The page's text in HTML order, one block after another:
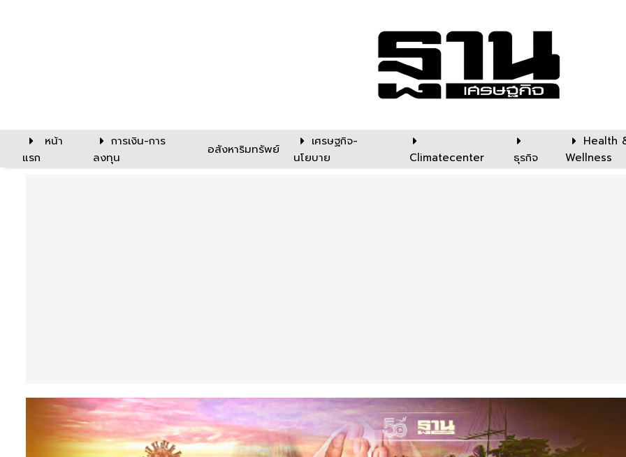
หน้า
แรก
การเงิน-การ
ลงทุน
อสังหาริมทรัพย์
เศรษฐกิจ-
นโยบาย
Climatecenter ธุรกิจ
Health
Wellness